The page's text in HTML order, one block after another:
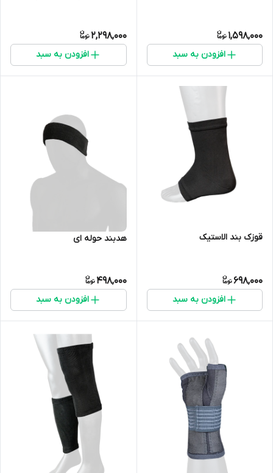
1,598,000
افزودن به سبد
2,298,000
افزودن به سبد
قوزک بند الاستیک
698,000
افزودن به سبد
هدبند حوله ای
498,000
افزودن به سبد